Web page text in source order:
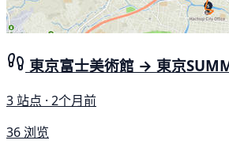
東京富士美術館 → 東京
3 站点 · 2个月前
36 浏览